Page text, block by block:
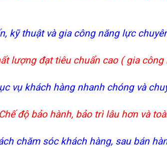
kỹ thuật và gia công năng lực
lượng đạt tiêu chuẩn cao ( gia công
vụ khách hàng nhanh chóng và
Chế độ bảo hành, bảo trì lâu hơn và
chăm sóc khách hàng, sau bán